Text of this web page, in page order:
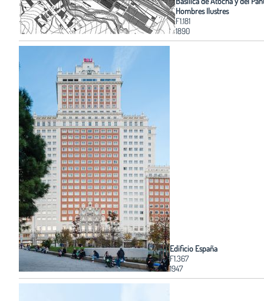
Hombres Ilustres
F1.181
1890
Edificio España
F1.367
1947